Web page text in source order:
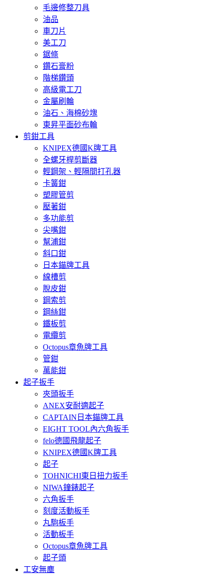
毛邊修整刀具
油品
車刀片
美工刀
鋸條
鑽石膏粉
階梯鑽頭
高級電工刀
金屬刷輪
油石、海棉砂塊
東昇平面砂布輪
剪鉗工具
KNIPEX德國K牌工具
全螺牙桿剪斷器
輕鋼架、輕隔間打孔器
卡簧鉗
塑膠管剪
壓著鉗
多功能剪
尖嘴鉗
幫浦鉗
斜口鉗
日本錨牌工具
線槽剪
脫皮鉗
鋼索剪
鋼絲鉗
鐵板剪
電纜剪
Octopus章魚牌工具
管鉗
萬能鉗
起子扳手
夾頭扳手
ANEX安耐適起子
CAPTAIN日本錨牌工具
EIGHT TOOL內六角扳手
felo德國飛龍起子
KNIPEX德國K牌工具
起子
TOHNICHI東日扭力扳手
NIWA鐘錶起子
六角扳手
刻度活動板手
丸駒板手
活動板手
Octopus章魚牌工具
起子頭
工安無塵